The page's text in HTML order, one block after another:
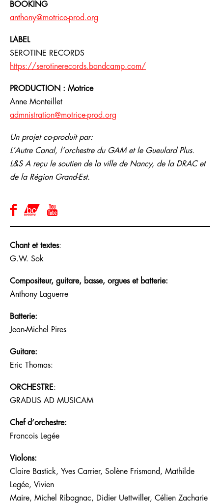
BOOKING
anthony@motrice-prod.org
LABEL
SEROTINE RECORDS
https://serotinerecords.bandcamp.com/
PRODUCTION : Motrice
Anne Monteillet
admnistration@motrice-prod.org
Un projet co-produit par:
L’Autre Canal, l’orchestre du GAM et le Gueulard Plus.
L&S A reçu le soutien de la ville de Nancy, de la DRAC et
de la Région Grand-Est.
Chant et textes:
G.W. Sok
Compositeur, guitare, basse, orgues et batterie:
Anthony Laguerre
Batterie:
Jean-Michel Pires
Guitare:
Eric Thomas:
ORCHESTRE:
GRADUS AD MUSICAM
Chef d’orchestre:
Francois Legée
Violons:
Claire Bastick, Yves Carrier, Solène Frismand, Mathilde
Legée, Vivien
Maire, Michel Ribagnac, Didier Uettwiller, Célien Zacharie